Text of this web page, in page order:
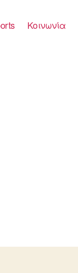
Κοινωνία